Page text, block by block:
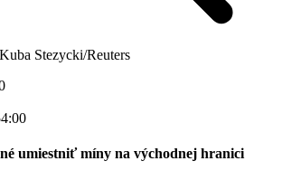
Stezycki/Reuters
umiestniť míny na východnej hranici